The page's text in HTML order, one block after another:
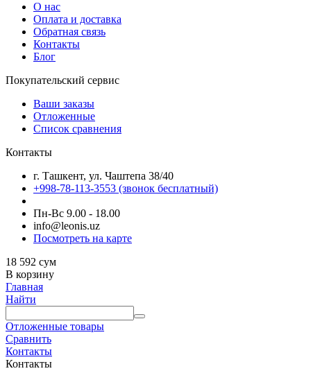
О нас
Оплата и доставка
Обратная связь
Контакты
Блог
Покупательский сервис
Ваши заказы
Отложенные
Список сравнения
Контакты
г. Ташкент, ул. Чаштепа 38/40
+998-78-113-3553 (звонок бесплатный)
Пн-Вс 9.00 - 18.00
info@leonis.uz
Посмотреть на карте
18 592 сум
В корзину
Главная
Найти
Отложенные товары
Сравнить
Контакты
Контакты